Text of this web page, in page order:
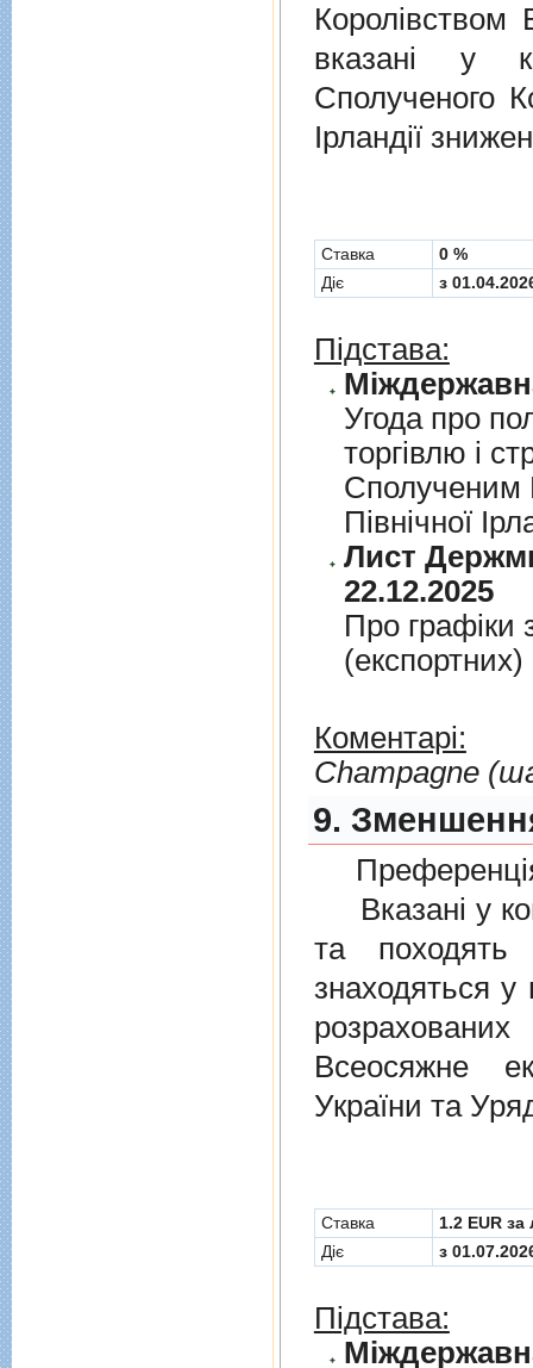
Королівством
вказані у
Сполученого
Ірландії
Cтавка
0 %
Діє
з
Підстава:
Угода про
торгiвлю i
Сполученим
Пiвнiчної
Лист
22.12.2025
Про графiки
Коментарі:
Сhampagne
9.
Вказані у
та походять
знаходяться у
Всеосяжне
України та
Cтавка
1.2 EUR за
Діє
з
Підстава: